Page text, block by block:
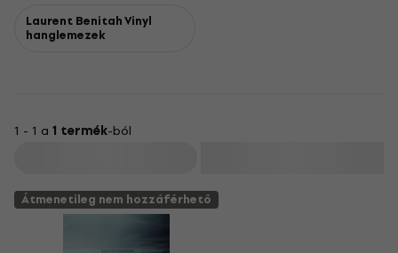
Laurent Benitah Vinyl
hanglemezek
1 - 1 a 1 termék-ból
Átmenetileg nem hozzáférhető